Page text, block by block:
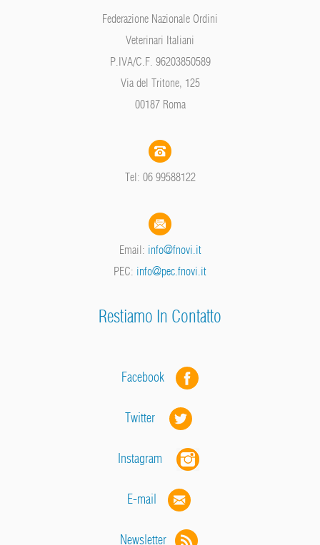
Federazione Nazionale Ordini
Veterinari Italiani
P.IVA/C.F. 96203850589
Via del Tritone, 125
00187 Roma
Tel: 06 99588122
Email: info@fnovi.it
PEC: info@pec.fnovi.it
Restiamo In Contatto
Facebook
Twitter
Instagram
E-mail
Newsletter